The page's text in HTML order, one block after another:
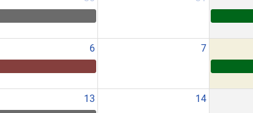
6 7
13 14